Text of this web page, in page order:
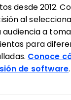
desde 2012.
al
a
para
Conoce
de software.